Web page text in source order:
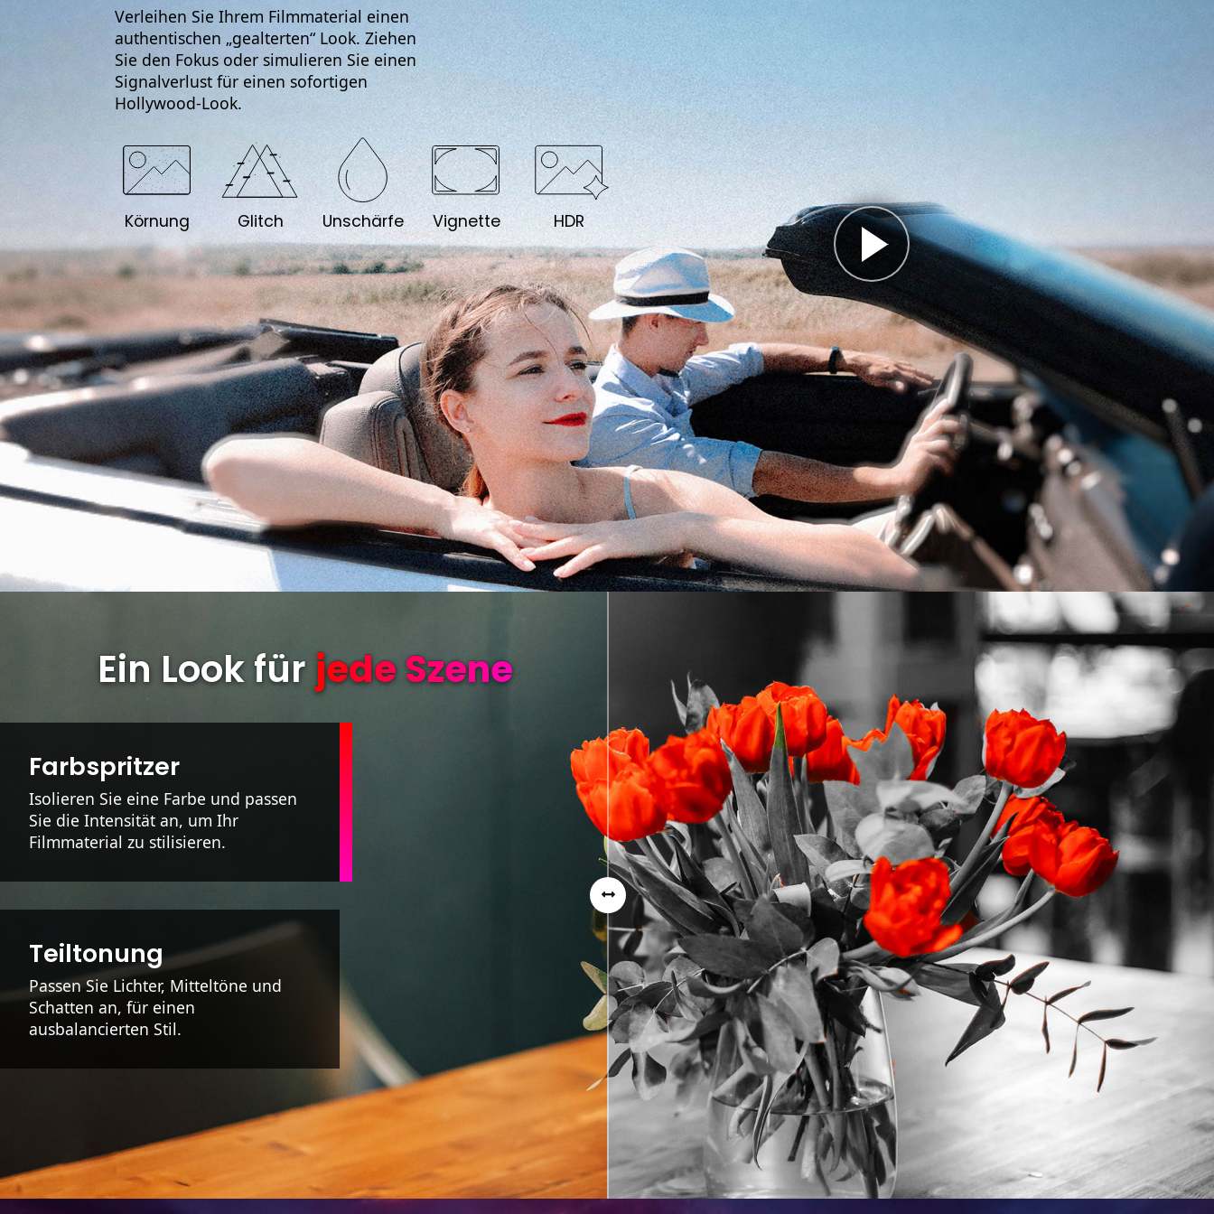
Verleihen Sie Ihrem Filmmaterial einen
authentischen „gealterten“ Look. Ziehen
Sie den Fokus oder simulieren Sie einen
Signalverlust für einen sofortigen
Hollywood-Look.
Körnung Glitch Unschärfe Vignette HDR
Ein Look für jede Szene
Farbspritzer
Isolieren Sie eine Farbe und passen
Sie die Intensität an, um Ihr
Filmmaterial zu stilisieren.
Teiltonung
Passen Sie Lichter, Mitteltöne und
Schatten an, für einen
ausbalancierten Stil.